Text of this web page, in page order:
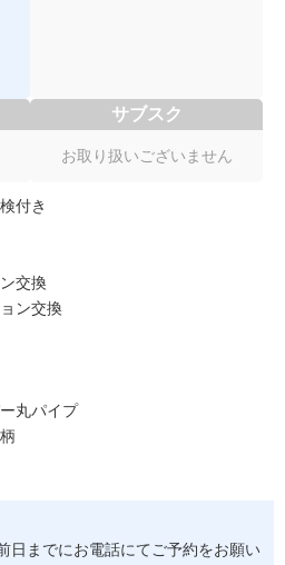
サブスク
お取り扱いございません
付き
交換
ン交換
丸パイプ
日までにお電話にてご予約をお願い